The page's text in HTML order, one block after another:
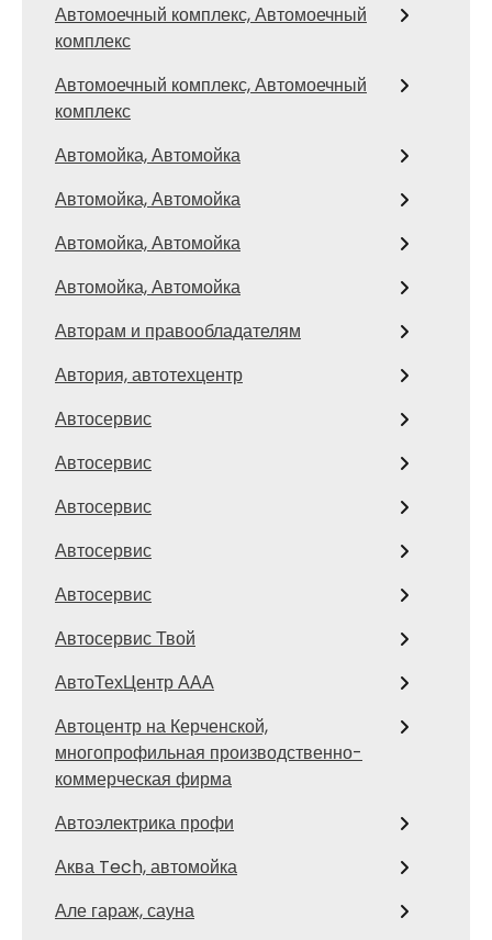
Автомоечный комплекс, Автомоечный
комплекс
Автомоечный комплекс, Автомоечный
комплекс
Автомойка, Автомойка
Автомойка, Автомойка
Автомойка, Автомойка
Автомойка, Автомойка
Авторам и правообладателям
Автория, автотехцентр
Автосервис
Автосервис
Автосервис
Автосервис
Автосервис
Автосервис Твой
АвтоТехЦентр ААА
Автоцентр на Керченской,
многопрофильная производственно-
коммерческая фирма
Автоэлектрика профи
Аква Tech, автомойка
Але гараж, сауна